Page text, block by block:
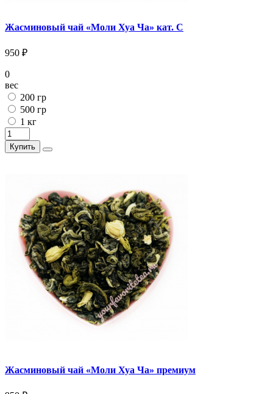
Жасминовый чай «Моли Хуа Ча» кат. С
950 ₽
0
вес
200 гр
500 гр
1 кг
Купить
Жасминовый чай «Моли Хуа Ча» премиум